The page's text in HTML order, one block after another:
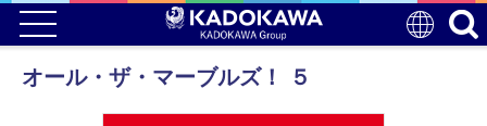
オール・ザ・マーブルズ！ ５